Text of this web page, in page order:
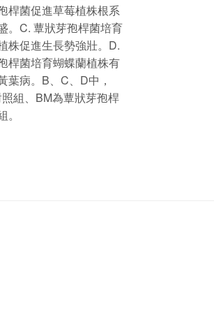
桿菌促進草莓植株根系
。C. 蕈狀芽孢桿菌培育
株促進生長勢強壯。D.
桿菌培育蝴蝶蘭植株有
葉病。B、C、D中，
組、BM為蕈狀芽孢桿